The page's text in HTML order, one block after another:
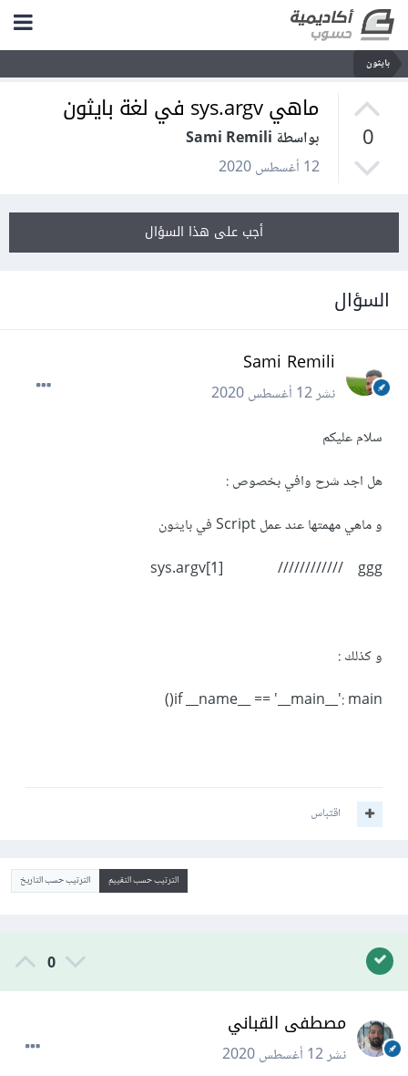
بايثون
0
ماهي sys.argv في لغة بايثون
بواسطة Sami Remili
12 أغسطس 2020
أجب على هذا السؤال
السؤال
Sami Remili
نشر12 أغسطس 2020
سلام عليكم
هل اجد شرح وافي بخصوص :
و ماهي مهمتها عند عمل Script في بايثون
sys.argv[1] //////////// ggg
و كذلك :
if __name__ == '__main__': main()
اقتباس
الترتيب حسب التقييم الترتيب حسب التاريخ
0
مصطفى القباني
نشر12 أغسطس 2020